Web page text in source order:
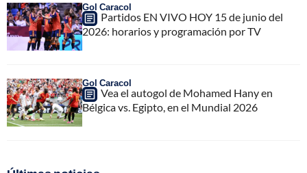
Gol Caracol
Partidos EN VIVO HOY 15 de junio del
2026: horarios y programación por TV
Gol Caracol
Vea el autogol de Mohamed Hany en
Bélgica vs. Egipto, en el Mundial 2026